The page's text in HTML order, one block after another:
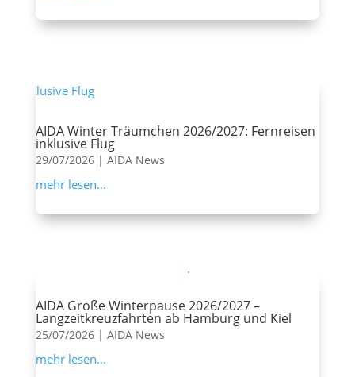
AIDA Winter Träumchen 2026/2027: Fernreisen
inklusive Flug
29/07/2026| AIDA News
mehr lesen...
AIDA Große Winterpause 2026/2027 –
Langzeitkreuzfahrten ab Hamburg und Kiel
25/07/2026| AIDA News
mehr lesen...